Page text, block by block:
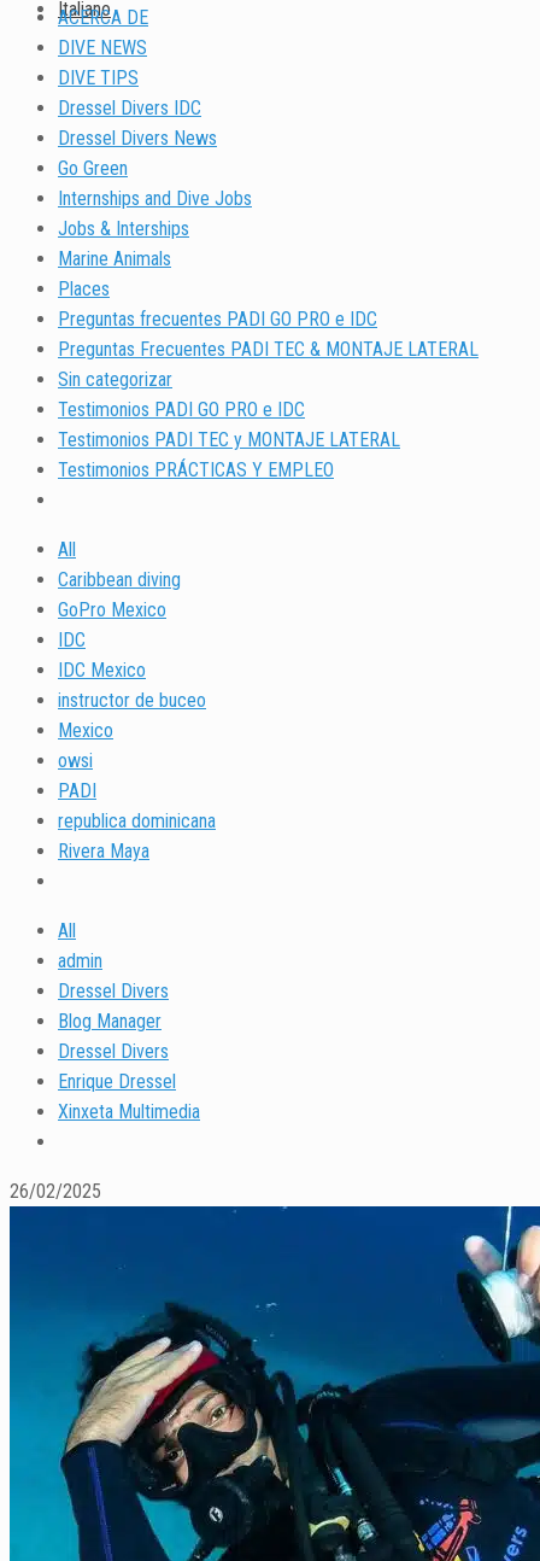
Italiano
ACERCA DE
DIVE NEWS
DIVE TIPS
Dressel Divers IDC
Dressel Divers News
Go Green
Internships and Dive Jobs
Jobs & Interships
Marine Animals
Places
Preguntas frecuentes PADI GO PRO e IDC
Preguntas Frecuentes PADI TEC & MONTAJE LATERAL
Sin categorizar
Testimonios PADI GO PRO e IDC
Testimonios PADI TEC y MONTAJE LATERAL
Testimonios PRÁCTICAS Y EMPLEO
All
Caribbean diving
GoPro Mexico
IDC
IDC Mexico
instructor de buceo
Mexico
owsi
PADI
republica dominicana
Rivera Maya
All
admin
Dressel Divers
Blog Manager
Dressel Divers
Enrique Dressel
Xinxeta Multimedia
26/02/2025